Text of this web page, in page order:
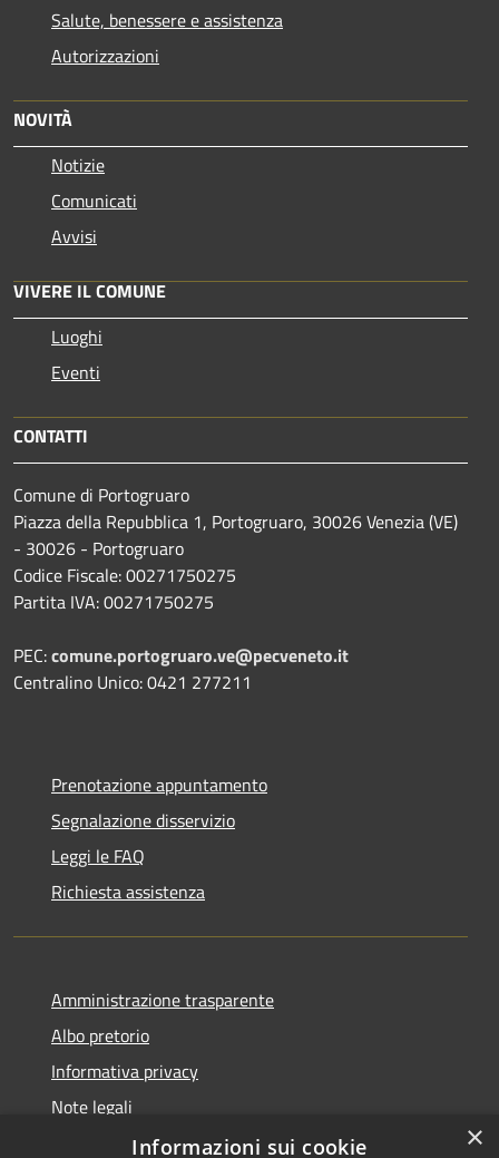
Salute, benessere e assistenza
Autorizzazioni
NOVITÀ
Notizie
Comunicati
Avvisi
VIVERE IL COMUNE
Luoghi
Eventi
CONTATTI
Comune di Portogruaro
Piazza della Repubblica 1, Portogruaro, 30026 Venezia (VE)
- 30026 - Portogruaro
Codice Fiscale: 00271750275
Partita IVA: 00271750275
PEC:comune.portogruaro.ve@pecveneto.it
Centralino Unico: 0421 277211
Prenotazione appuntamento
Segnalazione disservizio
Leggi le FAQ
Richiesta assistenza
Amministrazione trasparente
Albo pretorio
Informativa privacy
Note legali
Dichiarazione di accessibilità
×
Informazioni sui cookie